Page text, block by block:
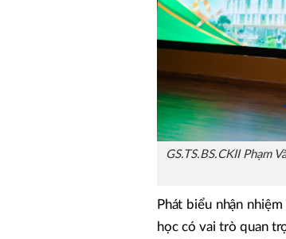
GS.TS.BS.CKII Phạm
Phát biểu nhận
học có vai trò quan